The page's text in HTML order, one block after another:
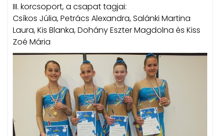
III. korcsoport, a csapat tagjai:
Csíkos Júlia, Petrács Alexandra, Salánki Martina
Laura, Kis Blanka, Dohány Eszter Magdolna és Kiss
Zoé Mária